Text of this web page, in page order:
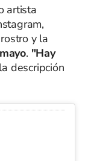
artista
y la
. "Hay
descripción